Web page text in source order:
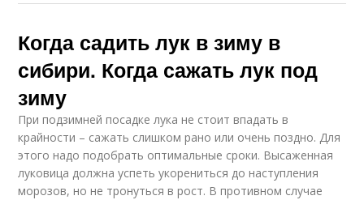
Когда садить лук в зиму в
сибири. Когда сажать лук под
зиму
При подзимней посадке лука не стоит впадать в
крайности – сажать слишком рано или очень поздно. Для
этого надо подобрать оптимальные сроки. Высаженная
луковица должна успеть укорениться до наступления
морозов, но не тронуться в рост. В противном случае